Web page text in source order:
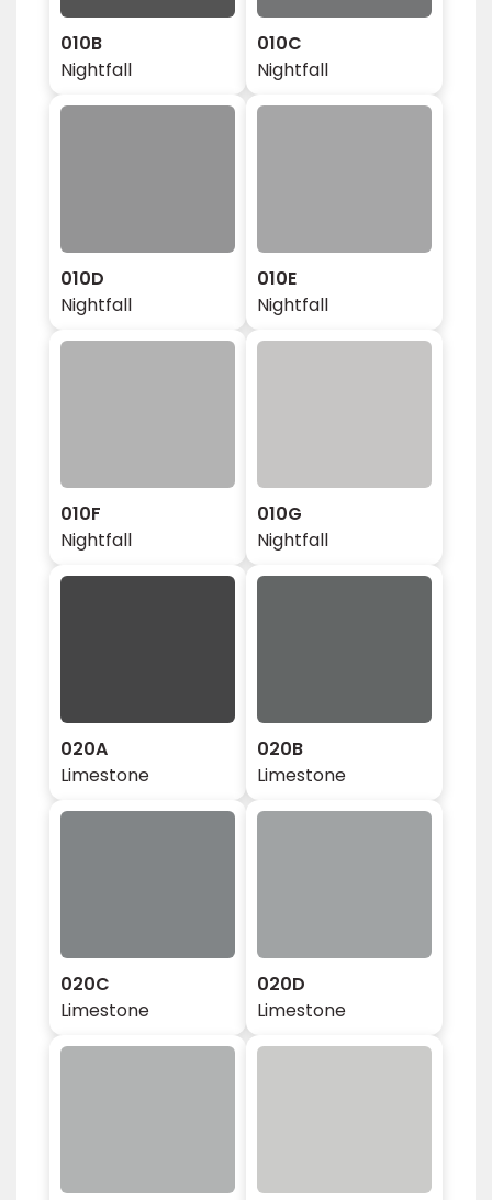
010B
Nightfall
010C
Nightfall
010D
Nightfall
010E
Nightfall
010F
Nightfall
010G
Nightfall
020A
Limestone
020B
Limestone
020C
Limestone
020D
Limestone